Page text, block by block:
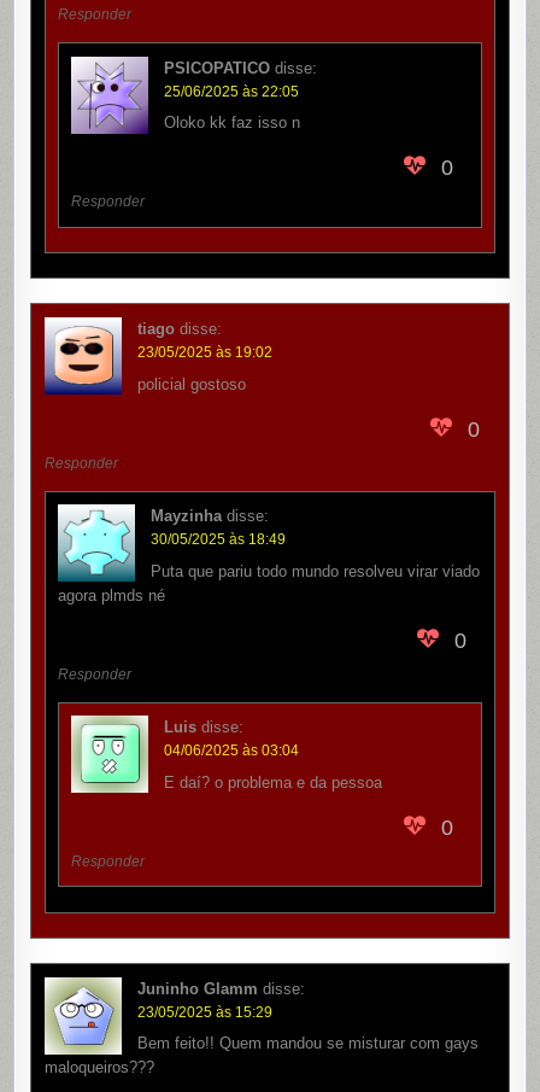
Responder
PSICOPATICO disse:
25/06/2025 às 22:05
Oloko kk faz isso n
0
Responder
tiago disse:
23/05/2025 às 19:02
policial gostoso
0
Responder
Mayzinha disse:
30/05/2025 às 18:49
Puta que pariu todo mundo resolveu virar viado
agora plmds né
0
Responder
Luis disse:
04/06/2025 às 03:04
E daí? o problema e da pessoa
0
Responder
Juninho Glamm disse:
23/05/2025 às 15:29
Bem feito!! Quem mandou se misturar com gays
maloqueiros???